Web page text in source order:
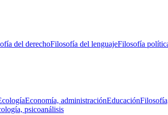
del derechoFilosofía del lenguajeFilosofía
Economía, administraciónEducación
psicoanálisis